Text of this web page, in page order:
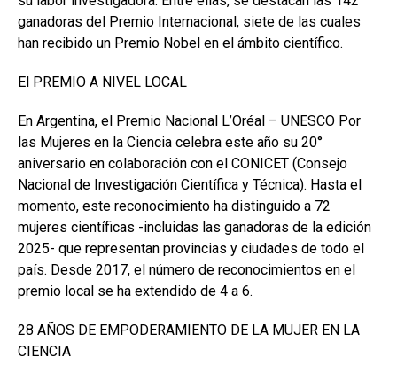
ganadoras del Premio Internacional, siete de las cuales
han recibido un Premio Nobel en el ámbito científico.
El PREMIO A NIVEL LOCAL
En Argentina, el Premio Nacional L’Oréal – UNESCO Por
las Mujeres en la Ciencia celebra este año su 20°
aniversario en colaboración con el CONICET (Consejo
Nacional de Investigación Científica y Técnica). Hasta el
momento, este reconocimiento ha distinguido a 72
mujeres científicas -incluidas las ganadoras de la edición
2025- que representan provincias y ciudades de todo el
país. Desde 2017, el número de reconocimientos en el
premio local se ha extendido de 4 a 6.
28 AÑOS DE EMPODERAMIENTO DE LA MUJER EN LA
CIENCIA